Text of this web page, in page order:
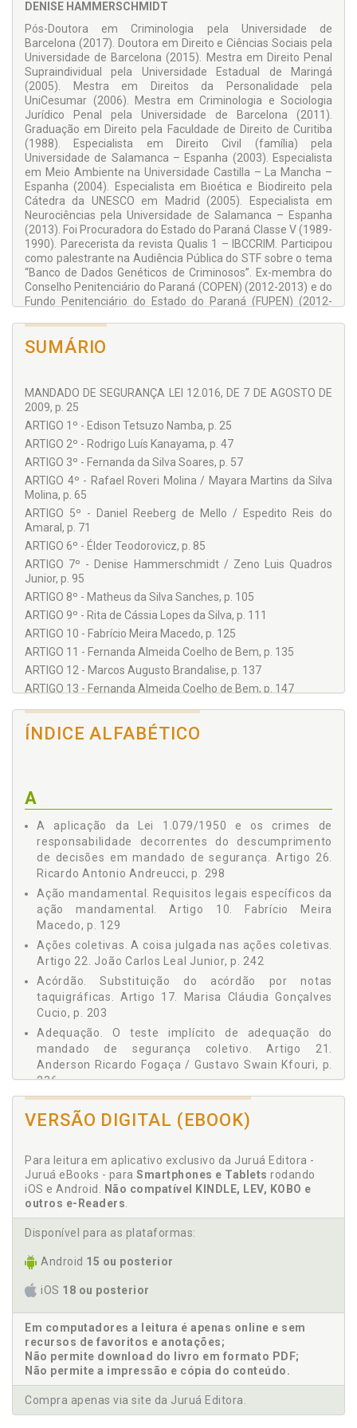
DENISE HAMMERSCHMIDT
Pós-Doutora em Criminologia pela Universidade de
Barcelona (2017). Doutora em Direito e Ciências Sociais pela
Universidade de Barcelona (2015). Mestra em Direito Penal
Supraindividual pela Universidade Estadual de Maringá
(2005). Mestra em Direitos da Personalidade pela
UniCesumar (2006). Mestra em Criminologia e Sociologia
Jurídico Penal pela Universidade de Barcelona (2011).
Graduação em Direito pela Faculdade de Direito de Curitiba
(1988). Especialista em Direito Civil (família) pela
Universidade de Salamanca – Espanha (2003). Especialista
em Meio Ambiente na Universidade Castilla – La Mancha –
Espanha (2004). Especialista em Bioética e Biodireito pela
Cátedra da UNESCO em Madrid (2005). Especialista em
Neurociências pela Universidade de Salamanca – Espanha
(2013). Foi Procuradora do Estado do Paraná Classe V (1989-
1990). Parecerista da revista Qualis 1 – IBCCRIM. Participou
como palestrante na Audiência Pública do STF sobre o tema
“Banco de Dados Genéticos de Criminosos”. Ex-membra do
Conselho Penitenciário do Paraná (COPEN) (2012-2013) e do
Fundo Penitenciário do Estado do Paraná (FUPEN) (2012-
Doutorado da Universidade Norte Pioneiro (UENP). Membra
fundadora do Instituto Paranaense de Direito Processual
Substituta do Tribunal de Justiça do Estado do Paraná.
ORCID: https://orcid.org/0000-0002-1900-1666
COLABORADORES:
Alexandre Knopfholz
Anderson Ricardo Fogaça
Daniel Reeberg de Mello
Denise Hammerschmidt
Edison Tetsuzo Namba
Élder Teodorovicz
Espedito Reis do Amaral
Fábio Luís Franco
Fernanda Almeida Coelho de Bem
Fernanda da Silva Soares
Gustavo Chueire Calixto Guilherme
Gustavo Swain Kfouri
Hamilton Rafael Marins Schwartz
Márcio Iglesias de Souza Fernandes
Marcos Augusto Brandalise
Marisa Cláudia Gonçalves Cucio
Matheus da Silva Sanches
Mayara Martins da Silva Molina
Priscila Gabriely Jorge
Rafael Roveri Molina
Ricardo Antonio Andreucci
Rita de Cássia Lopes da Silva
Rodrigo de Lima Mosimann
Rodrigo Luís Kanayama
Zeno Luis Quadros Junior
SUMÁRIO
MANDADO DE SEGURANÇA LEI 12.016, DE 7 DE AGOSTO DE
2009, p. 25
ARTIGO 1º - Edison Tetsuzo Namba, p. 25
ARTIGO 2º - Rodrigo Luís Kanayama, p. 47
ARTIGO 3º - Fernanda da Silva Soares, p. 57
ARTIGO 4º - Rafael Roveri Molina / Mayara Martins da Silva
Molina, p. 65
ARTIGO 5º - Daniel Reeberg de Mello / Espedito Reis do
Amaral, p. 71
ARTIGO 6º - Élder Teodorovicz, p. 85
ARTIGO 7º - Denise Hammerschmidt / Zeno Luis Quadros
Junior, p. 95
ARTIGO 8º - Matheus da Silva Sanches, p. 105
ARTIGO 9º - Rita de Cássia Lopes da Silva, p. 111
ARTIGO 10 - Fabrício Meira Macedo, p. 125
ARTIGO 11 - Fernanda Almeida Coelho de Bem, p. 135
ARTIGO 12 - Marcos Augusto Brandalise, p. 137
ARTIGO 13 - Fernanda Almeida Coelho de Bem, p. 147
ARTIGO 14 - Priscila Gabriely Jorge, p. 151
ARTIGO 15 - Marcelo Salomão Czelusniak, p. 159
ARTIGO 16 - Hamilton Rafael Marins Schwartz / Gustavo
ARTIGO 18 - Fábio Luís Franco, p. 207
ARTIGO 19 - Fábio Luís Franco, p. 213
ARTIGO 20 - Alexandre Knopfholz, p. 219
ARTIGO 21 - Anderson Ricardo Fogaça / Gustavo Swain
Kfouri, p. 223
ARTIGO 22 - João Carlos Leal Junior, p. 241
ARTIGO 23 - Rodrigo de Lima Mosimann, p. 251
ARTIGO 24 - Márcio Iglesias de Souza Fernandes, p. 263
ARTIGO 25 - João Carlos Leal Junior, p. 273
ARTIGO 26 - Ricardo Antonio Andreucci, p. 279
REFERÊNCIAS, p. 303
ÍNDICE ALFABÉTICO
A
A aplicação da Lei 1.079/1950 e os crimes de
responsabilidade decorrentes do descumprimento
de decisões em mandado de segurança. Artigo 26.
Ricardo Antonio Andreucci, p. 298
Ação mandamental. Requisitos legais específicos da
ação mandamental. Artigo 10. Fabrício Meira
Macedo, p. 129
Ações coletivas. A coisa julgada nas ações coletivas.
Artigo 22. João Carlos Leal Junior, p. 242
Acórdão. Substituição do acórdão por notas
taquigráficas. Artigo 17. Marisa Cláudia Gonçalves
Cucio, p. 203
Adequação. O teste implícito de adequação do
mandado de segurança coletivo. Artigo 21.
Anderson Ricardo Fogaça / Gustavo Swain Kfouri, p.
236
Admissibilidade. Legitimidade ativa e outras
questões de admissibilidade. Artigo 15. Marcelo
Salomão Czelusniak, p. 170
Agravo de instrumento. Relação com o agravo de
instrumento interposto contra a mesma decisão.
Artigo 15. Marcelo Salomão Czelusniak, p. 174
Ajuizamento. Atribuição para ajuizamento dentro
das instituições legitimadas. Artigo 15. Marcelo
Salomão Czelusniak, p. 172
Alexandre Knopfholz. Artigo 20, p. 219
amplitude e consequências. Artigo 2º. Rodrigo Luís
Análise horizontal. Manifestação: análise horizontal
e vertical. Artigo 12. Marcos Augusto Brandalise, p.
141
Análise vertical. Manifestação: análise horizontal e
vertical. Artigo 12. Marcos Augusto Brandalise, p.
VERSÃO DIGITAL (EBOOK)
Para leitura em aplicativo exclusivo da Juruá Editora -
Juruá eBooks - para Smartphones e Tablets rodando
iOS e Android. Não compatível KINDLE, LEV, KOBO e
outros e-Readers.
Disponível para as plataformas:
Android 15 ou posterior
iOS 18 ou posterior
Em computadores a leitura é apenas online e sem
recursos de favoritos e anotações;
Não permite download do livro em formato PDF;
Não permite a impressão e cópia do conteúdo.
Compra apenas via site da Juruá Editora.